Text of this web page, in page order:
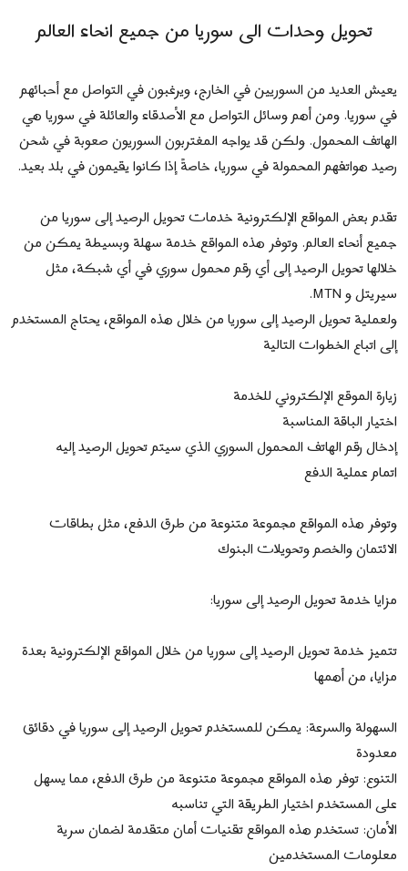
تحويل وحدات الى سوريا من جميع انحاء العالم
يعيش العديد من السوريين في الخارج، ويرغبون في التواصل مع أحبائهم
في سوريا. ومن أهم وسائل التواصل مع الأصدقاء والعائلة في سوريا هي
الهاتف المحمول. ولكن قد يواجه المغتربون السوريون صعوبة في شحن
رصيد هواتفهم المحمولة في سوريا، خاصةً إذا كانوا يقيمون في بلد بعيد.
تقدم بعض المواقع الإلكترونية خدمات تحويل الرصيد إلى سوريا من
جميع أنحاء العالم. وتوفر هذه المواقع خدمة سهلة وبسيطة يمكن من
خلالها تحويل الرصيد إلى أي رقم محمول سوري في أي شبكة، مثل
سيريتل و MTN.
ولعملية تحويل الرصيد إلى سوريا من خلال هذه المواقع، يحتاج المستخدم
إلى اتباع الخطوات التالية
زيارة الموقع الإلكتروني للخدمة
اختيار الباقة المناسبة
إدخال رقم الهاتف المحمول السوري الذي سيتم تحويل الرصيد إليه
اتمام عملية الدفع
وتوفر هذه المواقع مجموعة متنوعة من طرق الدفع، مثل بطاقات
الائتمان والخصم وتحويلات البنوك
مزايا خدمة تحويل الرصيد إلى سوريا:
تتميز خدمة تحويل الرصيد إلى سوريا من خلال المواقع الإلكترونية بعدة
مزايا، من أهمها
السهولة والسرعة: يمكن للمستخدم تحويل الرصيد إلى سوريا في دقائق
معدودة
التنوع: توفر هذه المواقع مجموعة متنوعة من طرق الدفع، مما يسهل
على المستخدم اختيار الطريقة التي تناسبه
الأمان: تستخدم هذه المواقع تقنيات أمان متقدمة لضمان سرية
معلومات المستخدمين